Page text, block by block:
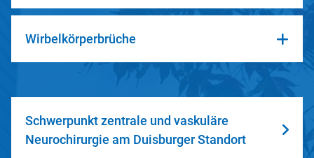
Wirbelkörperbrüche
Schwerpunkt zentrale und vaskuläre
Neurochirurgie am Duisburger Standort